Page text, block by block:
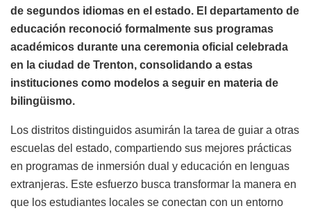
de segundos idiomas en el estado. El departamento de
educación reconoció formalmente sus programas
académicos durante una ceremonia oficial celebrada
en la ciudad de Trenton, consolidando a estas
instituciones como modelos a seguir en materia de
bilingüismo.
Los distritos distinguidos asumirán la tarea de guiar a otras
escuelas del estado, compartiendo sus mejores prácticas
en programas de inmersión dual y educación en lenguas
extranjeras. Este esfuerzo busca transformar la manera en
que los estudiantes locales se conectan con un entorno